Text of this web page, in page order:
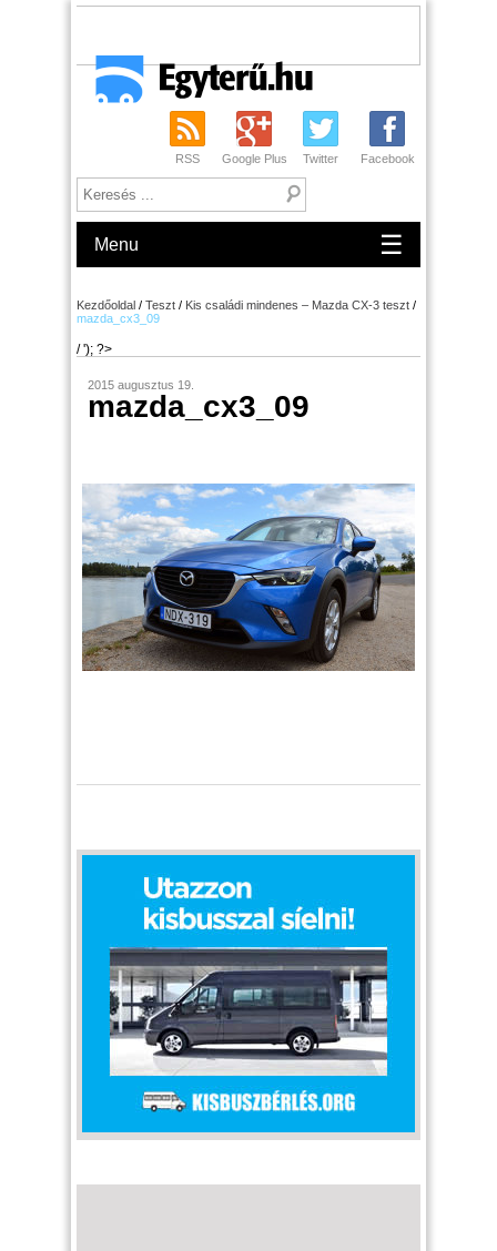
RSS Google Plus Twitter Facebook
Menu ☰
Kezdőoldal / Teszt / Kis családi mindenes – Mazda CX-3 teszt /
mazda_cx3_09
/ '); ?>
2015 augusztus 19.
mazda_cx3_09